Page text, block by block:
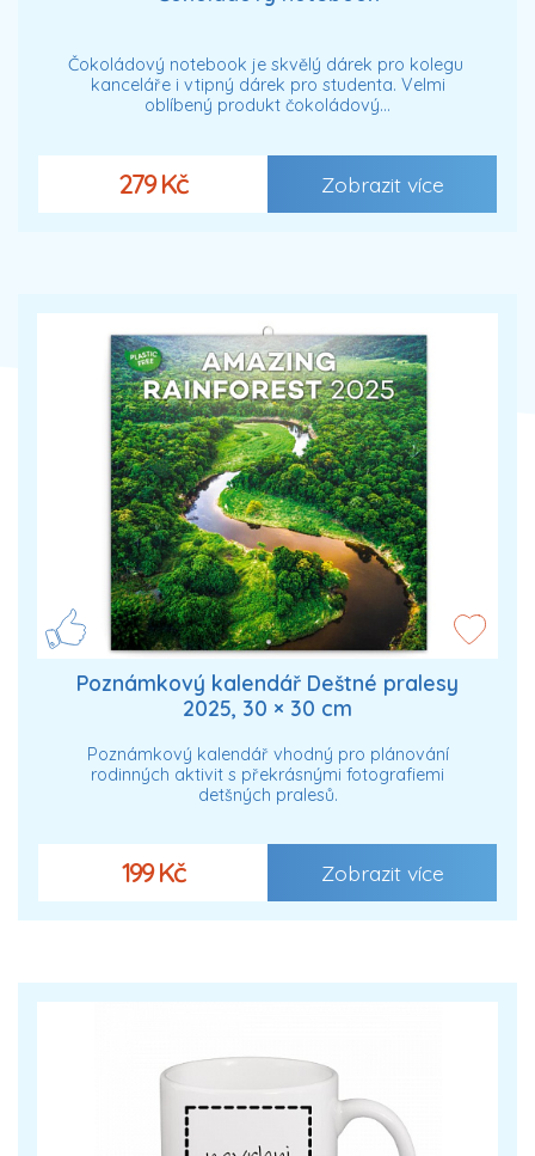
Čokoládový notebook je skvělý dárek pro kolegu
kanceláře i vtipný dárek pro studenta. Velmi
oblíbený produkt čokoládový…
279 Kč Zobrazit více
Poznámkový kalendář Deštné pralesy
2025, 30 × 30 cm
Poznámkový kalendář vhodný pro plánování
rodinných aktivit s překrásnými fotografiemi
detšných pralesů.
199 Kč Zobrazit více